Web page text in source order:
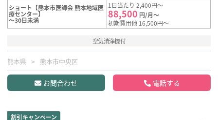
ショート【熊本市医師会 熊本地域医
療センター】
～30日未満
1日当たり 2,400円～
88,500 円/月～
初期費用他 16,500円～
空気清浄機付
熊本県 熊本市中央区
お問合わせ 電話する
割引キャンペーン